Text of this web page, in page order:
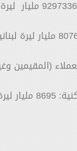
532063 مليار ليرة لبنانية (5.9
العام 2023